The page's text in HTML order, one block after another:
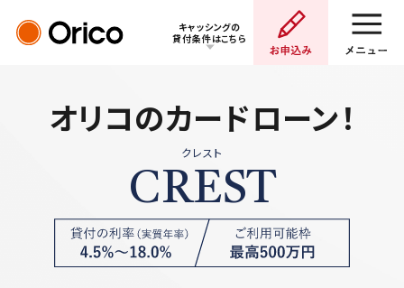
キャッシングの
貸付条件はこちら
オリコのカードローン！
クレスト
CREST
5つの特長
お申込みの流れ
よくあるご質問